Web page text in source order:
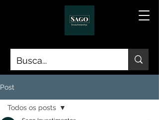
Post
Todos os posts